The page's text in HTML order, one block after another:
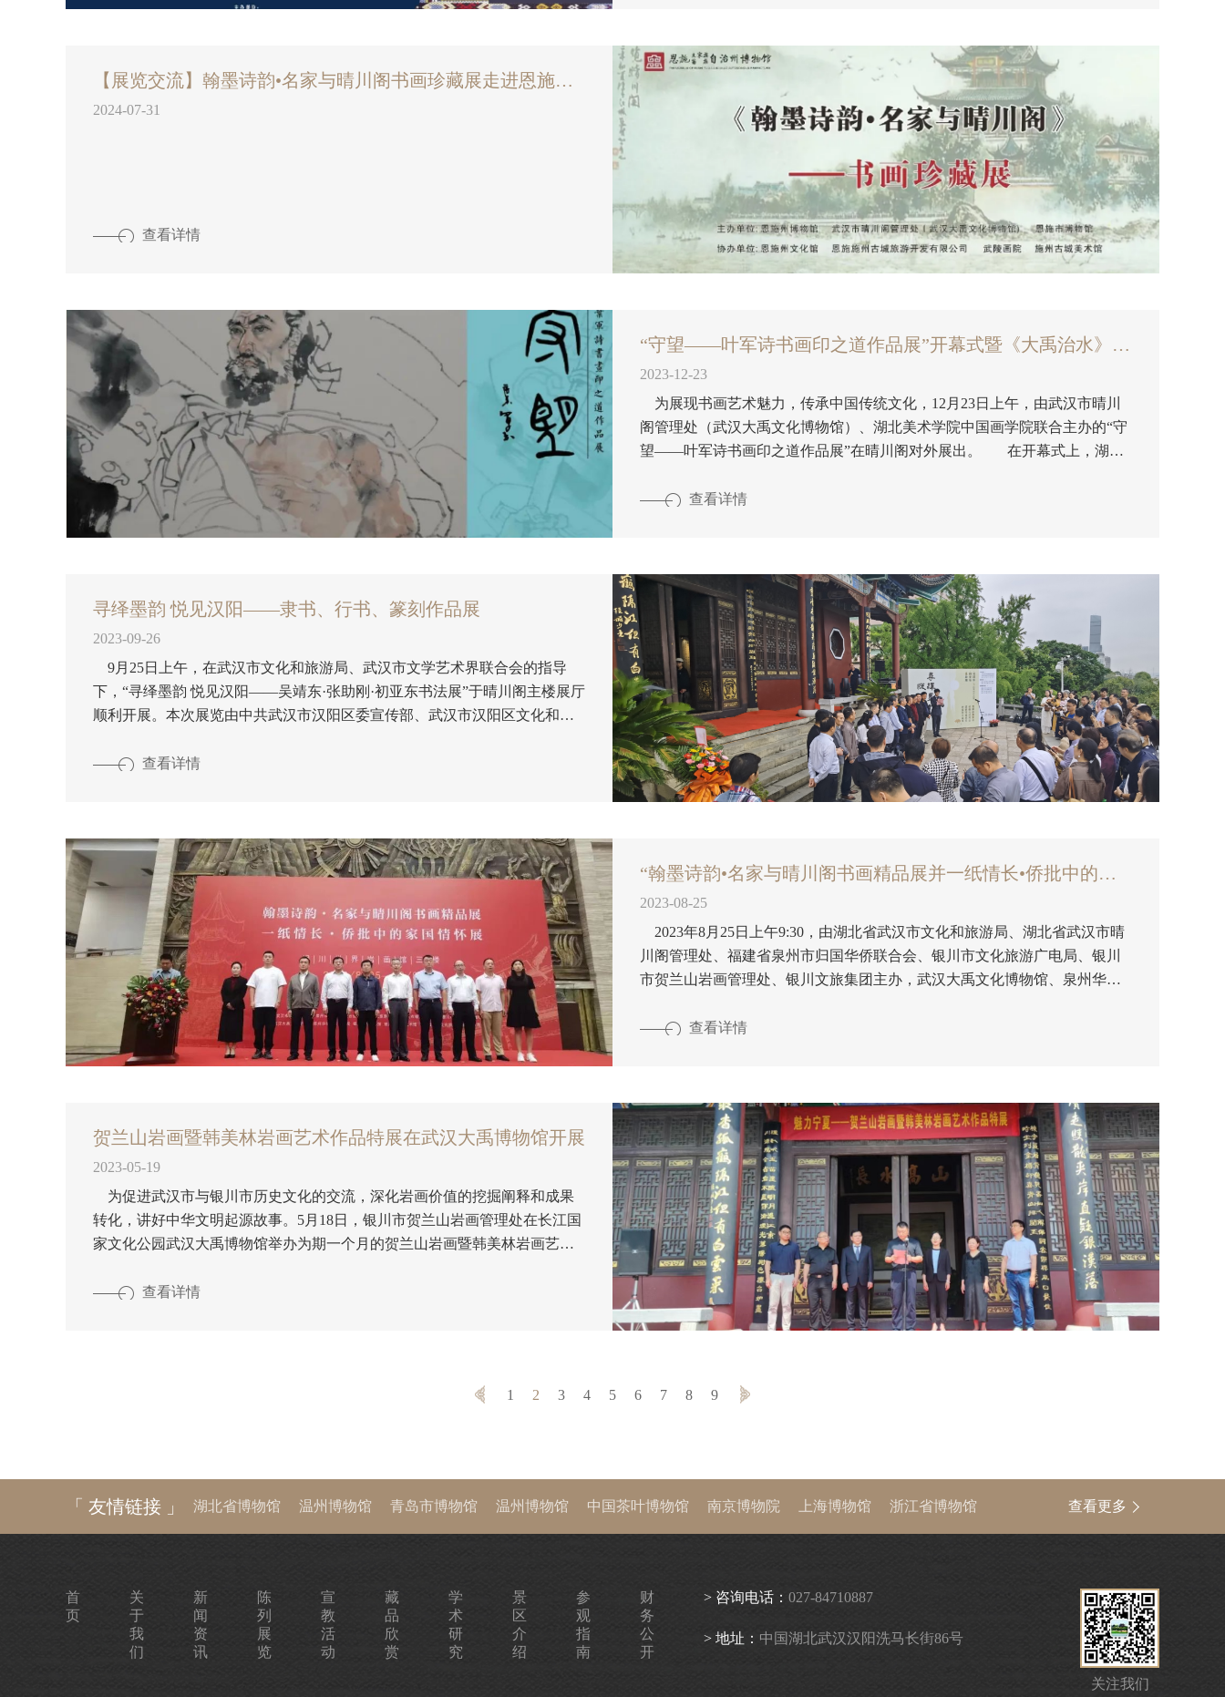
【展览交流】翰墨诗韵•名家与晴川阁书画珍藏展走进恩施州博物馆
2024-07-31
查看详情
“守望——叶军诗书画印之道作品展”开幕式暨《大禹治水》作品捐赠仪式
2023-12-23
为展现书画艺术魅力，传承中国传统文化，12月23日上午，由武汉市晴川
阁管理处（武汉大禹文化博物馆）、湖北美术学院中国画学院联合主办的“守
望——叶军诗书画印之道作品展”在晴川阁对外展出。 在开幕式上，湖北
水》，该作品以洪水滔天、大禹治水为时代背景，展现了远古时期大禹带领
查看详情
寻绎墨韵 悦见汉阳——隶书、行书、篆刻作品展
2023-09-26
9月25日上午，在武汉市文化和旅游局、武汉市文学艺术界联合会的指导
下，“寻绎墨韵 悦见汉阳——吴靖东·张助刚·初亚东书法展”于晴川阁主楼展厅
顺利开展。本次展览由中共武汉市汉阳区委宣传部、武汉市汉阳区文化和旅
文化馆承办，湖北省书法家协会、湖北省书画研究会、武汉书法家协会、武
查看详情
“翰墨诗韵•名家与晴川阁书画精品展并一纸情长•侨批中的家国情怀展”在银川世界岩画馆正式启幕！
2023-08-25
2023年8月25日上午9:30，由湖北省武汉市文化和旅游局、湖北省武汉市晴
川阁管理处、福建省泉州市归国华侨联合会、银川市文化旅游广电局、银川
市贺兰山岩画管理处、银川文旅集团主办，武汉大禹文化博物馆、泉州华侨
资开发有限公司承办的“翰墨诗韵•名家与晴川阁书画精品展并一纸情长•侨批
查看详情
贺兰山岩画暨韩美林岩画艺术作品特展在武汉大禹博物馆开展
2023-05-19
为促进武汉市与银川市历史文化的交流，深化岩画价值的挖掘阐释和成果
转化，讲好中华文明起源故事。5月18日，银川市贺兰山岩画管理处在长江国
家文化公园武汉大禹博物馆举办为期一个月的贺兰山岩画暨韩美林岩画艺术
武汉、银川两地文物部门联合举办的首展。此次交流展是推动长江流域和黄
查看详情
1 2 3 4 5 6 7 8 9
「 友情链接 」 湖北省博物馆 温州博物馆 青岛市博物馆 温州博物馆 中国茶叶博物馆 南京博物院 上海博物馆
浙江省博物馆
河南博物院
湖南省博物馆 陕西历史博物馆 首都博物馆 中国国家博物馆 故宫博物院 中国文物信息网
查看更多
首
页
关
于
我
们
新
闻
资
讯
陈
列
展
览
宣
教
活
动
藏
品
欣
赏
学
术
研
究
景
区
介
绍
参
观
指
南
财
务
公
开
> 咨询电话： 027-84710887
> 地址： 中国湖北武汉汉阳洗马长街86号
关注我们